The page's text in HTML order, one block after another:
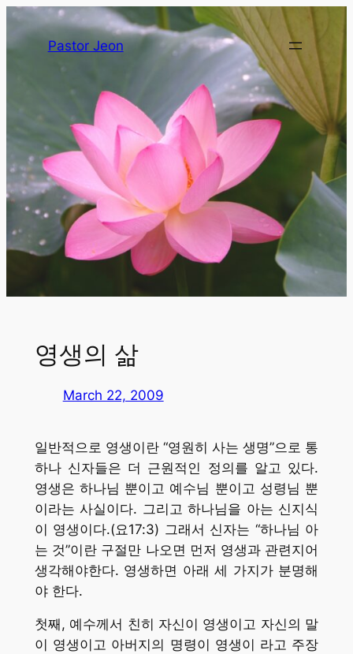
Pastor Jeon
영생의 삶
March 22, 2009
일반적으로 영생이란 “영원히 사는 생명”으로 통
하나 신자들은 더 근원적인 정의를 알고 있다.
영생은 하나님 뿐이고 예수님 뿐이고 성령님 뿐
이라는 사실이다. 그리고 하나님을 아는 신지식
이 영생이다.(요17:3) 그래서 신자는 “하나님 아
는 것”이란 구절만 나오면 먼저 영생과 관련지어
생각해야한다. 영생하면 아래 세 가지가 분명해
야 한다.
첫째, 예수께서 친히 자신이 영생이고 자신의 말
이 영생이고 아버지의 명령이 영생이 라고 주장